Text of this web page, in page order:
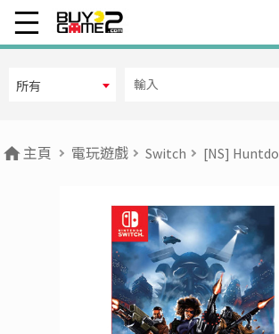
所有
主頁 電玩遊戲 Switch [NS]